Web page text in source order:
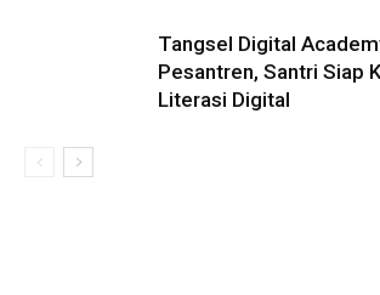
Tangsel Digital
Pesantren, Santri Siap
Literasi Digital